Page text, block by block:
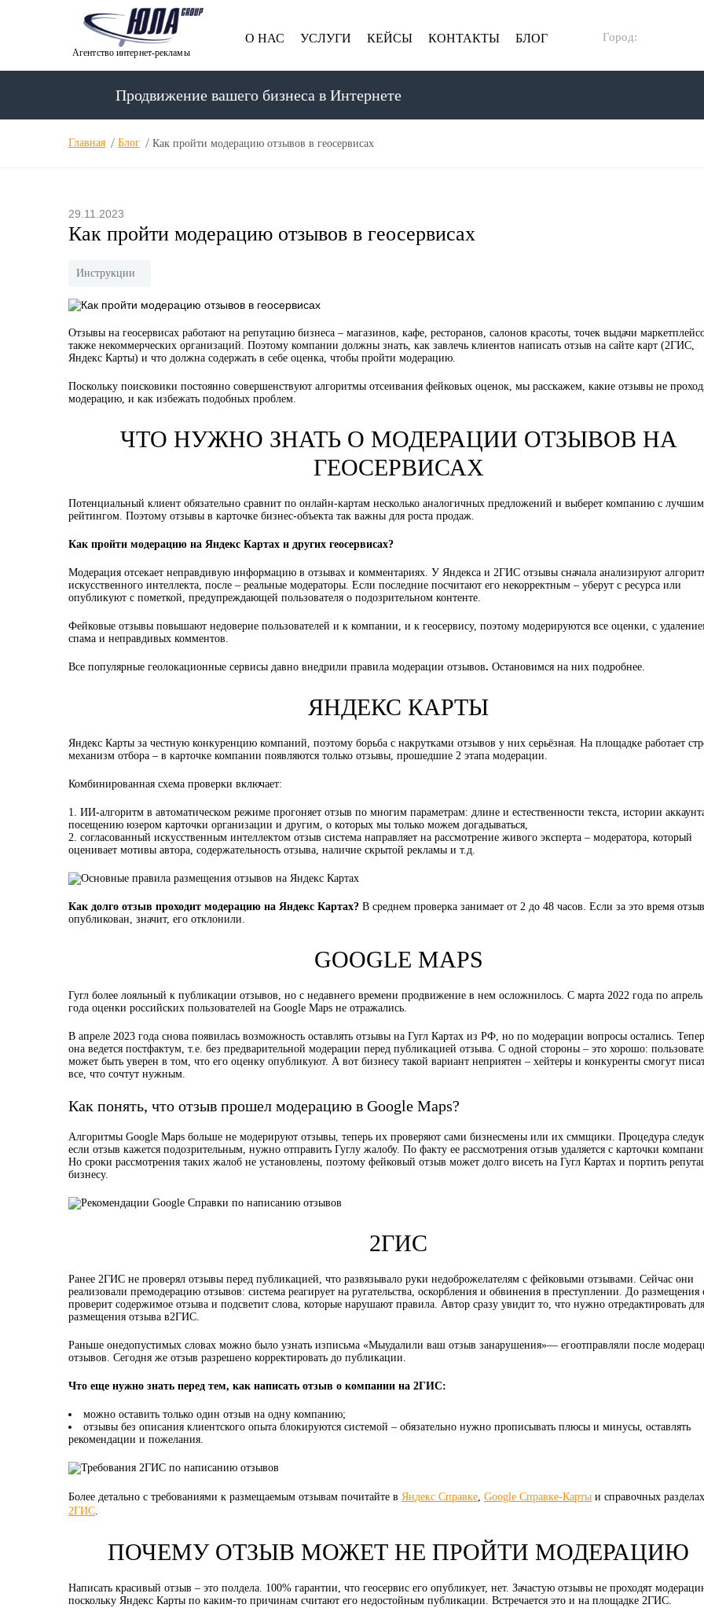
Агентство интернет-рекламы
О НАС УСЛУГИ КЕЙСЫ КОНТАКТЫ БЛОГ Город:
Продвижение вашего бизнеса в Интернете
Главная Блог Как пройти модерацию отзывов в геосервисах
29.11.2023
Как пройти модерацию отзывов в геосервисах
Инструкции
Отзывы на геосервисах работают на репутацию бизнеса – магазинов, кафе, ресторанов, салонов красоты, точек выдачи
также некоммерческих организаций. Поэтому компании должны знать, как завлечь клиентов написать отзыв на сайте карт (2ГИС,
Яндекс Карты) и что должна содержать в себе оценка, чтобы пройти модерацию.
Поскольку поисковики постоянно совершенствуют алгоритмы отсеивания фейковых оценок, мы расскажем, какие отзывы не
модерацию, и как избежать подобных проблем.
ЧТО НУЖНО ЗНАТЬ О МОДЕРАЦИИ ОТЗЫВОВ НА
ГЕОСЕРВИСАХ
Потенциальный клиент обязательно сравнит по онлайн-картам несколько аналогичных предложений и выберет компанию с лучшим
рейтингом. Поэтому отзывы в карточке бизнес-объекта так важны для роста продаж.
Как пройти модерацию на Яндекс Картах и других геосервисах?
Модерация отсекает неправдивую информацию в отзывах и комментариях. У Яндекса и 2ГИС отзывы сначала анализируют
искусственного интеллекта, после – реальные модераторы. Если последние посчитают его некорректным – уберут с ресурса или
опубликуют с пометкой, предупреждающей пользователя о подозрительном контенте.
Фейковые отзывы повышают недоверие пользователей и к компании, и к геосервису, поэтому модерируются все оценки, с
спама и неправдивых комментов.
Все популярные геолокационные сервисы давно внедрили правила модерации отзывов. Остановимся на них подробнее.
ЯНДЕКС КАРТЫ
Яндекс Карты за честную конкуренцию компаний, поэтому борьба с накрутками отзывов у них серьёзная. На площадке работает
механизм отбора – в карточке компании появляются только отзывы, прошедшие 2 этапа модерации.
Комбинированная схема проверки включает:
ИИ-алгоритм в автоматическом режиме прогоняет отзыв по многим параметрам: длине и естественности текста, истории
посещению юзером карточки организации и другим, о которых мы только можем догадываться,
согласованный искусственным интеллектом отзыв система направляет на рассмотрение живого эксперта – модератора, который
оценивает мотивы автора, содержательность отзыва, наличие скрытой рекламы и т.д.
Как долго отзыв проходит модерацию на Яндекс Картах? В среднем проверка занимает от 2 до 48 часов. Если за это время
опубликован, значит, его отклонили.
GOOGLE MAPS
Гугл более лояльный к публикации отзывов, но с недавнего времени продвижение в нем осложнилось. С марта 2022 года по
года оценки российских пользователей на Google Maps не отражались.
В апреле 2023 года снова появилась возможность оставлять отзывы на Гугл Картах из РФ, но по модерации вопросы остались.
она ведется постфактум, т.е. без предварительной модерации перед публикацией отзыва. С одной стороны – это хорошо:
может быть уверен в том, что его оценку опубликуют. А вот бизнесу такой вариант неприятен – хейтеры и конкуренты смогут
все, что сочтут нужным.
Как понять, что отзыв прошел модерацию в Google Maps?
Алгоритмы Google Maps больше не модерируют отзывы, теперь их проверяют сами бизнесмены или их сммщики. Процедура
если отзыв кажется подозрительным, нужно отправить Гуглу жалобу. По факту ее рассмотрения отзыв удаляется с карточки
Но сроки рассмотрения таких жалоб не установлены, поэтому фейковый отзыв может долго висеть на Гугл Картах и портить
бизнесу.
2ГИС
Ранее 2ГИС не проверял отзывы перед публикацией, что развязывало руки недоброжелателям с фейковыми отзывами. Сейчас они
реализовали премодерацию отзывов: система реагирует на ругательства, оскорбления и обвинения в преступлении. До размещения
проверит содержимое отзыва и подсветит слова, которые нарушают правила. Автор сразу увидит то, что нужно отредактировать для
размещения отзыва в2ГИС.
Раньше онедопустимых словах можно было узнать изписьма «Мыудалили ваш отзыв занарушения»— егоотправляли после
отзывов. Сегодня же отзыв разрешено корректировать до публикации.
Что еще нужно знать перед тем, как написать отзыв о компании на 2ГИС:
можно оставить только один отзыв на одну компанию;
отзывы без описания клиентского опыта блокируются системой – обязательно нужно прописывать плюсы и минусы, оставлять
рекомендации и пожелания.
Более детально с требованиями к размещаемым отзывам почитайте в Яндекс Справке, Google Справке-Карты и справочных разделах
2ГИС.
ПОЧЕМУ ОТЗЫВ МОЖЕТ НЕ ПРОЙТИ МОДЕРАЦИЮ
Написать красивый отзыв – это полдела. 100% гарантии, что геосервис его опубликует, нет. Зачастую отзывы не проходят
поскольку Яндекс Карты по каким-то причинам считают его недостойным публикации. Встречается это и на площадке 2ГИС.